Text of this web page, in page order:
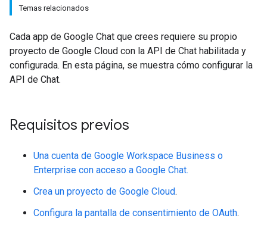
Temas relacionados
Cada app de Google Chat que crees requiere su propio
proyecto de Google Cloud con la API de Chat habilitada y
configurada. En esta página, se muestra cómo configurar la
API de Chat.
Requisitos previos
Una cuenta de Google Workspace Business o
Enterprise con acceso a Google Chat.
Crea un proyecto de Google Cloud.
Configura la pantalla de consentimiento de OAuth.